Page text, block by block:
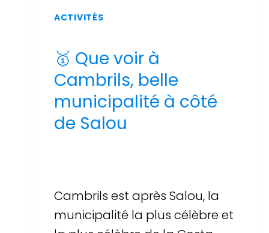
ACTIVITÉS
🥇 Que voir à
Cambrils, belle
municipalité à côté
de Salou
Cambrils est après Salou, la
municipalité la plus célèbre et